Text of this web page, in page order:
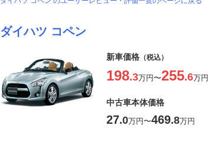
ダイハツ コペン
新車価格 （税込）
198.3万円〜255.6万円
中古車本体価格
27.0万円〜469.8万円